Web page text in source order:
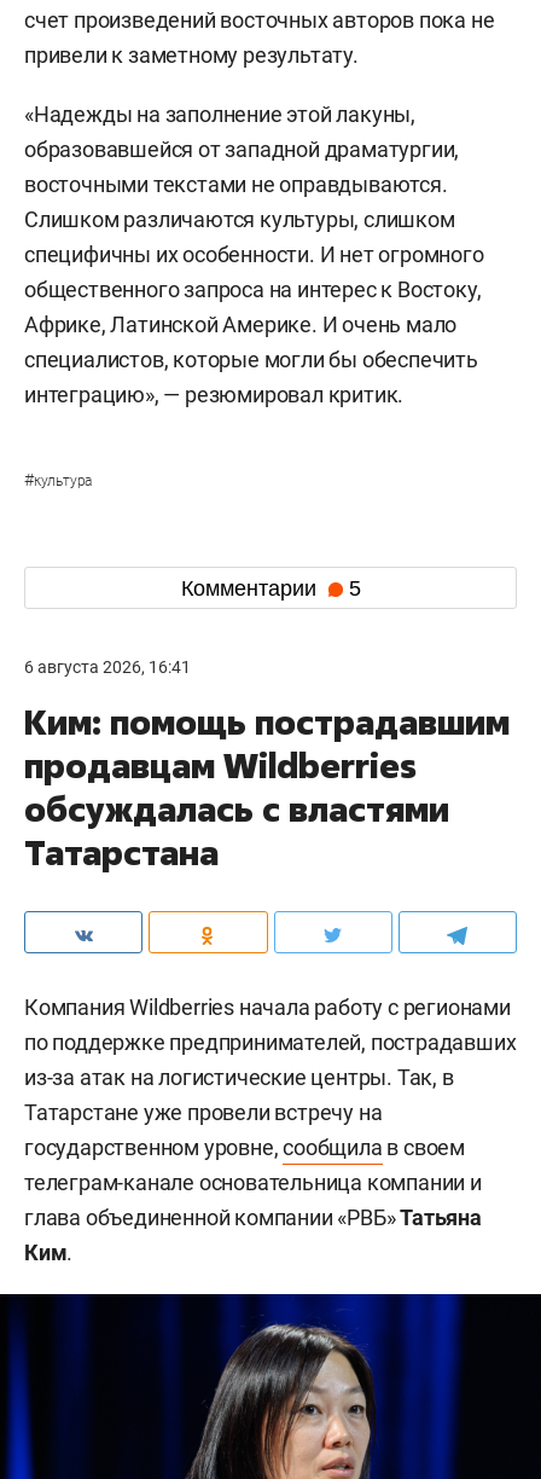
счет произведений восточных авторов пока не
привели к заметному результату.
«Надежды на заполнение этой лакуны,
образовавшейся от западной драматургии,
восточными текстами не оправдываются.
Слишком различаются культуры, слишком
специфичны их особенности. И нет огромного
общественного запроса на интерес к Востоку,
Африке, Латинской Америке. И очень мало
специалистов, которые могли бы обеспечить
интеграцию», — резюмировал критик.
#культура
Комментарии 5
6 августа 2026, 16:41
Ким: помощь пострадавшим
продавцам Wildberries
обсуждалась с властями
Татарстана
Компания Wildberries начала работу с регионами
по поддержке предпринимателей, пострадавших
из-за атак на логистические центры. Так, в
Татарстане уже провели встречу на
государственном уровне,сообщила в своем
телеграм-канале основательница компании и
глава объединенной компании «РВБ»Татьяна
Ким.